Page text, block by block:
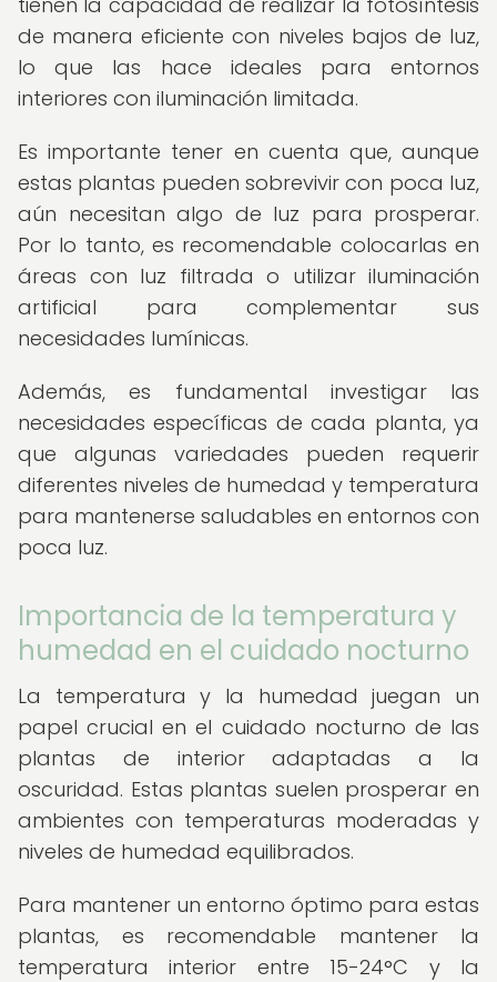
de manera eficiente con niveles bajos de luz,
lo que las hace ideales para entornos
interiores con iluminación limitada.
Es importante tener en cuenta que, aunque
estas plantas pueden sobrevivir con poca luz,
aún necesitan algo de luz para prosperar.
Por lo tanto, es recomendable colocarlas en
áreas con luz filtrada o utilizar iluminación
artificial para complementar sus
necesidades lumínicas.
Además, es fundamental investigar las
necesidades específicas de cada planta, ya
que algunas variedades pueden requerir
diferentes niveles de humedad y temperatura
para mantenerse saludables en entornos con
poca luz.
Importancia de la temperatura y
humedad en el cuidado nocturno
La temperatura y la humedad juegan un
papel crucial en el cuidado nocturno de las
plantas de interior adaptadas a la
oscuridad. Estas plantas suelen prosperar en
ambientes con temperaturas moderadas y
niveles de humedad equilibrados.
Para mantener un entorno óptimo para estas
plantas, es recomendable mantener la
temperatura interior entre 15-24°C y la